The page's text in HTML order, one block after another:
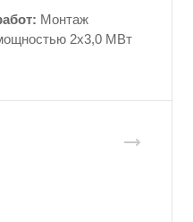
Монтаж
2x3,0 МВт